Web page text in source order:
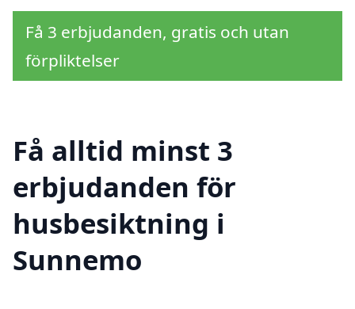
Få 3 erbjudanden, gratis och utan
förpliktelser
Få alltid minst 3
erbjudanden för
husbesiktning i
Sunnemo